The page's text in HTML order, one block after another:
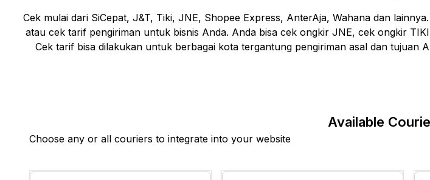
Cek mulai dari SiCepat, J&T, Tiki, JNE, Shopee Express, AnterAja, Wahana dan
atau cek tarif pengiriman untuk bisnis Anda. Anda bisa cek ongkir JNE, cek ongkir
Cek tarif bisa dilakukan untuk berbagai kota tergantung pengiriman asal dan tujuan
Available
Choose any or all couriers to integrate into your website